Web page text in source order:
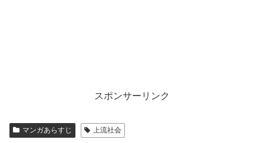
スポンサーリンク
マンガあらすじ 上流社会